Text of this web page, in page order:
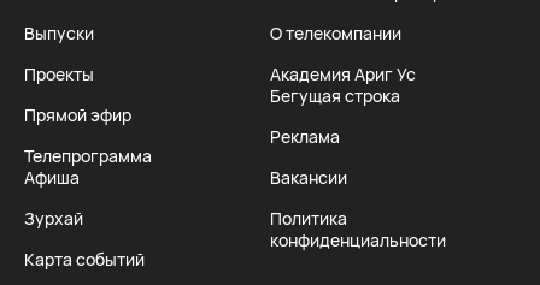
Выпуски
Проекты
Прямой эфир
Телепрограмма
Афиша
Зурхай
Карта событий
О телекомпании
Академия Ариг Ус
Бегущая строка
Реклама
Вакансии
Политика
конфиденциальности